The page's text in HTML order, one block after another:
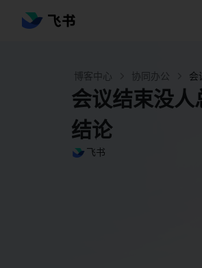
博客中心 协同办公
会议结束没
结论
飞书